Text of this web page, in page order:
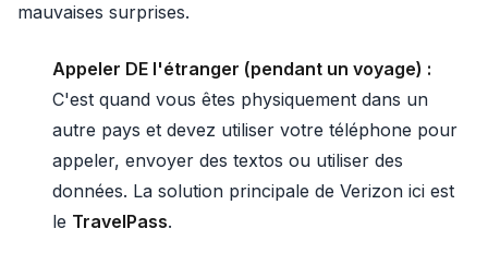
mauvaises surprises.
Appeler DE l'étranger (pendant un voyage) :
C'est quand vous êtes physiquement dans un
autre pays et devez utiliser votre téléphone pour
appeler, envoyer des textos ou utiliser des
données. La solution principale de Verizon ici est
le TravelPass.